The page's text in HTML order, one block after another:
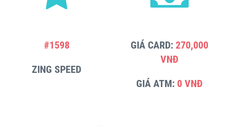
#1598
ZING SPEED
GIÁ CARD: 270,000
VNĐ
GIÁ ATM: 0 VNĐ